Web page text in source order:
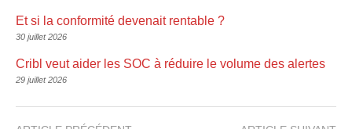
Et si la conformité devenait rentable ?
30 juillet 2026
Cribl veut aider les SOC à réduire le volume des alertes
29 juillet 2026